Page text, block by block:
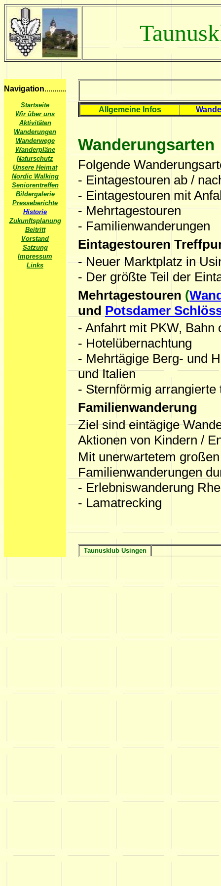
Navigation...........
Startseite
Wir über uns
Aktivitäten
Wanderungen
Wanderwege
Wanderpläne
Naturschutz
Unsere Heimat
Nordic Walking
Seniorentreffen
Bildergalerie
Presseberichte
Historie
Zukunftsplanung
Beitritt
Vorstand
Satzung
Impressum
Links
Allgemeine Infos
Wanderungsarten
Folgende
- Eintagestouren ab /
- Eintagestouren mit
- Mehrtagestouren
- Familienwanderungen
Eintagestouren
- Neuer Marktplatz in
- Der größte Teil der
Mehrtagestouren (
und Potsdamer
- Anfahrt mit PKW, Bahn
- Hotelübernachtung
- Mehrtägige Berg- und
und Italien
- Sternförmig
Familienwanderung
Ziel sind eintägige
Aktionen von Kindern /
Mit unerwartetem
Familienwanderungen
- Erlebniswanderung
- Lamatrecking
Taunusklub Usingen